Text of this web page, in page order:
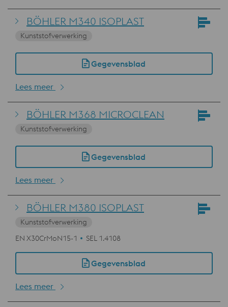
BÖHLER M340 ISOPLAST
Kunststofverwerking
Gegevensblad
Lees meer
BÖHLER M368 MICROCLEAN
Kunststofverwerking
Gegevensblad
Lees meer
BÖHLER M380 ISOPLAST
Kunststofverwerking
EN X30CrMoN15-1
SEL 1.4108
Gegevensblad
Lees meer